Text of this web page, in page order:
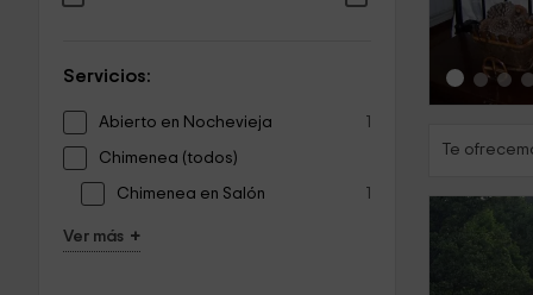
Servicios:
Abierto en Nochevieja 1
Chimenea (todos)
Chimenea en Salón 1
Ver más +
Te